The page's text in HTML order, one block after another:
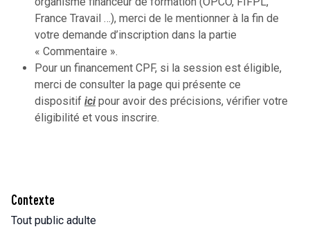
Contexte
Tout public adulte
France Travail …), merci de le mentionner à la fin de
votre demande d’inscription dans la partie
« Commentaire ».
Pour un financement CPF, si la session est éligible,
merci de consulter la page qui présente ce
dispositif icipour avoir des précisions, vérifier votre
éligibilité et vous inscrire.